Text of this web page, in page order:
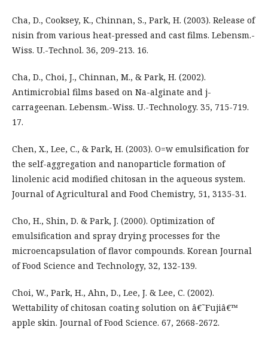
Cha, D., Cooksey, K., Chinnan, S., Park, H. (2003). Release of
nisin from various heat-pressed and cast films. Lebensm.-
Wiss. U.-Technol. 36, 209-213. 16.
Cha, D., Choi, J., Chinnan, M., & Park, H. (2002).
Antimicrobial films based on Na-alginate and j-
carrageenan. Lebensm.-Wiss. U.-Technology. 35, 715-719.
17.
Chen, X., Lee, C., & Park, H. (2003). O=w emulsification for
the self-aggregation and nanoparticle formation of
linolenic acid modified chitosan in the aqueous system.
Journal of Agricultural and Food Chemistry, 51, 3135-31.
Cho, H., Shin, D. & Park, J. (2000). Optimization of
emulsification and spray drying processes for the
microencapsulation of flavor compounds. Korean Journal
of Food Science and Technology, 32, 132-139.
Choi, W., Park, H., Ahn, D., Lee, J. & Lee, C. (2002).
Wettability of chitosan coating solution on â€˜Fujiâ€™
apple skin. Journal of Food Science. 67, 2668-2672.